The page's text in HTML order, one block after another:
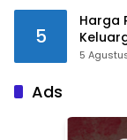
5
Harga
5
Ads